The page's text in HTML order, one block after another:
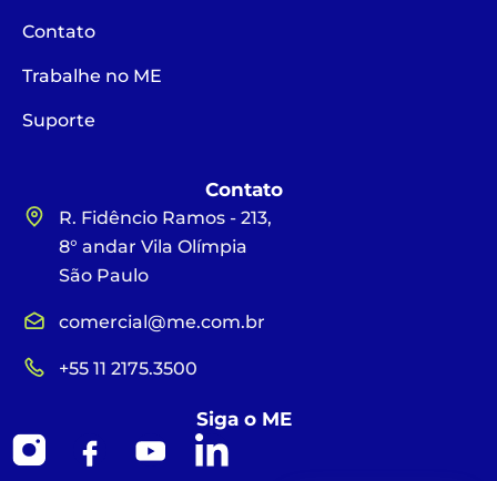
Contato
Trabalhe no ME
Suporte
Contato
R. Fidêncio Ramos - 213,
8° andar Vila Olímpia
São Paulo
comercial@me.com.br
+55 11 2175.3500
Siga o ME